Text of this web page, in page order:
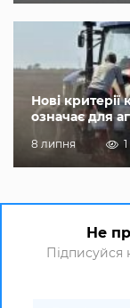
Нові
означає для
8 липня
Не
Підписуйся